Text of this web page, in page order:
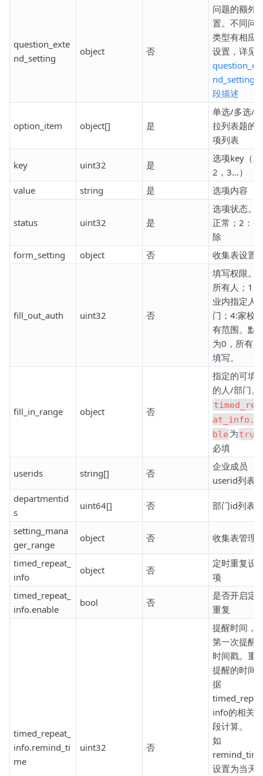
question_exte
nd_setting
object 否
问题的额外
置。不同问
类型有相应
设置，详见
nd_setting字
段描述
option_item object[] 是
单选/多选/下
拉列表题的
项列表
key uint32 是
选项key（1
2，3...）
value
string 是 选项内容
status uint32 是
选项状态。
正常；2：
除
form_setting
object 否 收集表设置
fill_out_auth uint32 否
填写权限。
所有人；1
业内指定人/
门；4:家校
有范围。默
为0，所有
填写。
fill_in_range object 否
指定的可填
的人/部门。
ble 为true
必填
userids string[] 否
企业成员
userid列表
departmentid
s
uint64[] 否 部门id列表
setting_mana
ger_range
object 否 收集表管理
timed_repeat_
info
object 否
定时重复设
项
timed_repeat_
info.enable
bool 否
是否开启定
重复
timed_repeat_
info.remind_ti
me
uint32 否
提醒时间，
第一次提醒
时间戳。重
提醒的时间
据
info的相关字
段计算。
如
设置为当天